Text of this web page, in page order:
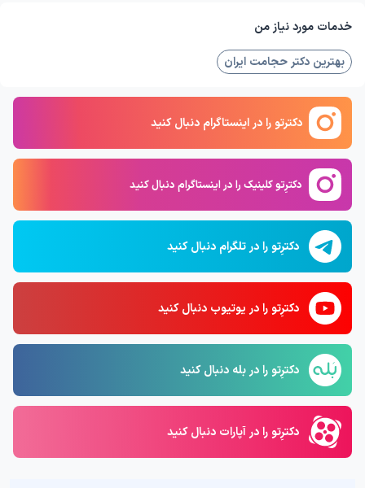
خدمات مورد نیاز من
بهترین دکتر حجامت ایران
دکترتو را در اینستاگرام دنبال کنید
دکترِتو کلینیک را در اینستاگرام دنبال کنید
دکترِتو را در تلگرام دنبال کنید
دکترِتو را در یوتیوب دنبال کنید
دکترِتو را در بله دنبال کنید
دکترِتو را در آپارات دنبال کنید